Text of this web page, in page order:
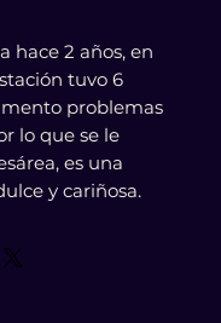
hace 2 años, en
tuvo 6
problemas
lo que se le
es una
y cariñosa.